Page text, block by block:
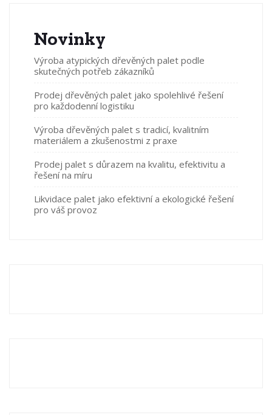
Novinky
Výroba atypických dřevěných palet podle
skutečných potřeb zákazníků
Prodej dřevěných palet jako spolehlivé řešení
pro každodenní logistiku
Výroba dřevěných palet s tradicí, kvalitním
materiálem a zkušenostmi z praxe
Prodej palet s důrazem na kvalitu, efektivitu a
řešení na míru
Likvidace palet jako efektivní a ekologické řešení
pro váš provoz